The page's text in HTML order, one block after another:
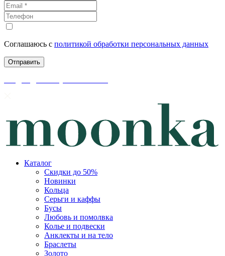
Соглашаюсь с политикой обработки персональных данных
Каталог
Скидки до 50%
Новинки
Кольца
Серьги и каффы
Бусы
Любовь и помолвка
Колье и подвески
Анклекты и на тело
Браслеты
Золото